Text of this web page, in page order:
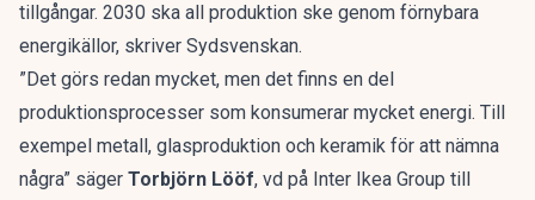
tillgångar. 2030 ska all produktion ske genom förnybara
energikällor, skriver Sydsvenskan.
”Det görs redan mycket, men det finns en del
produktionsprocesser som konsumerar mycket energi. Till
exempel metall, glasproduktion och keramik för att nämna
några” säger Torbjörn Lööf, vd på Inter Ikea Group till